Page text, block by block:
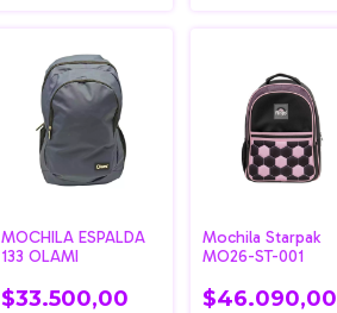
MOCHILA ESPALDA
133 OLAMI
$33.500,00
Mochila Starpak
MO26-ST-001
$46.090,00